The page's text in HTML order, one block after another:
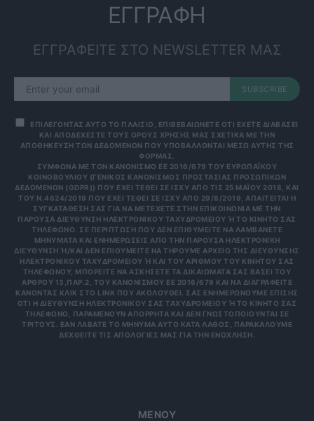
ΕΓΓΡΑΦΗ
ΕΓΓΡΑΦΕΙΤΕ ΣΤΟ NEWSLETTER ΜΑΣ
SUBSCRIBE
ΕΠΙΛΕΓΟΝΤΑΣ ΑΥΤΟ ΤΟ ΠΛΑΙΣΙΟ, ΕΠΙΒΕΒΑΙΩΝΕΤΕ ΟΤΙ ΕΧΕΤΕ ΔΙΑΒΑΣΕΙ
ΚΑΙ ΑΠΟΔΕΧΕΣΤΕ ΤΟΥΣ ΟΡΟΥΣ ΧΡΗΣΗΣ ΜΑΣ ΣΧΕΤΙΚΑ ΜΕ ΤΗΝ
ΑΠΟΘΗΚΕΥΣΗ ΤΩΝ ΔΕΔΟΜΕΝΩΝ ΠΟΥ ΥΠΟΒΑΛΛΟΝΤΑΙ ΜΕΣΩ ΑΥΤΗΣ ΤΗΣ
ΦΟΡΜΑΣ.
ΣΎΜΦΩΝΑ ΜΕ ΤΟΝ ΚΑΝΟΝΙΣΜΌ ΕΕ 2016/679 ΤΟΥ ΕΥΡΩΠΑΪΚΟΎ
ΚΟΙΝΟΒΟΥΛΊΟΥ {ΓΕΝΙΚΌΣ ΚΑΝΟΝΙΣΜΌΣ ΠΡΟΣΤΑΣΊΑΣ ΠΡΟΣΩΠΙΚΏΝ
ΔΕΔΟΜΈΝΩΝ (GDPR)} ΠΟΥ ΈΧΕΙ ΤΕΘΕΊ ΣΕ ΙΣΧΎ ΑΠΌ ΤΙΣ 25 ΜΑΪ́ΟΥ 2018, ΚΑΙ
ΤΟΥ Ν.4624/2019 ΠΟΥ ΈΧΕΙ ΤΕΘΕΊ ΣΕ ΙΣΧΎ ΑΠΌ 29/8/2019, ΑΠΑΙΤΕΊΤΑΙ Η
ΣΥΓΚΑΤΆΘΕΣΉ ΣΑΣ ΓΙΑ ΝΑ ΜΕΤΈΧΕΤΕ ΣΤΗΝ ΕΠΙΚΟΙΝΩΝΊΑ ΜΕ ΤΗΝ
ΠΑΡΟΎΣΑ ΔΙΕΎΘΥΝΣΗ ΗΛΕΚΤΡΟΝΙΚΟΎ ΤΑΧΥΔΡΟΜΕΊΟΥ Ή ΤΟ ΚΙΝΗΤΌ ΣΑΣ Τ
ΗΛΈΦΩΝΟ. ΣΕ ΠΕΡΊΠΤΩΣΗ ΠΟΥ ΔΕΝ ΕΠΙΘΥΜΕΊΤΕ ΝΑ ΛΑΜΒΆΝΕΤΕ Μ
ΗΝΎΜΑΤΑ ΚΑΙ ΕΝΗΜΕΡΏΣΕΙΣ ΑΠΌ ΤΗΝ ΠΑΡΟΎΣΑ ΗΛΕΚΤΡΟΝΙΚΉ Δ
ΙΕΎΘΥΝΣΗ Ή/ΚΑΙ ΔΕΝ ΕΠΙΘΥΜΕΊΤΕ ΝΑ ΤΗΡΟΎΜΕ ΑΡΧΕΊΟ ΤΗΣ ΔΙΕΎΘΥΝΣΗΣ ΗΛ
ΕΚΤΡΟΝΙΚΟΎ ΤΑΧΥΔΡΟΜΕΊΟΥ Ή ΚΑΙ ΤΟΥ ΑΡΙΘΜΟΎ ΤΟΥ ΚΙΝΗΤΟΎ ΣΑΣ ΤΗΛ
ΕΦΏΝΟΥ, ΜΠΟΡΕΊΤΕ ΝΑ ΑΣΚΉΣΕΤΕ ΤΑ ΔΙΚΑΙΏΜΑΤΆ ΣΑΣ ΒΆΣΕΙ ΤΟΥ ΆΡΘ
ΡΟΥ 13,ΠΑΡ.2, ΤΟΥ ΚΑΝΟΝΙΣΜΟΎ ΕΕ 2016/679 ΚΑΙ ΝΑ ΔΙΑΓΡΑΦΕΊΤΕ ΚΆΝ
ΟΝΤΑΣ ΚΛΙΚ ΣΤΟ LINK ΠΟΥ ΑΚΟΛΟΥΘΕΊ. ΣΑΣ ΕΝΗΜΕΡΏΝΟΥΜΕ ΕΠΊΣΗΣ ΌΤΙ
Η ΔΙΕΎΘΥΝΣΗ ΗΛΕΚΤΡΟΝΙΚΟΎ ΣΑΣ ΤΑΧΥΔΡΟΜΕΊΟΥ Ή ΤΟ ΚΙΝΗΤΌ ΣΑΣ ΤΗΛΈ
ΦΩΝΟ, ΠΑΡΑΜΈΝΟΥΝ ΑΠΌΡΡΗΤΑ ΚΑΙ ΔΕΝ ΓΝΩΣΤΟΠΟΙΟΎΝΤΑΙ ΣΕ ΤΡΊΤ
ΟΥΣ. ΕΆΝ ΛΆΒΑΤΕ ΤΟ ΜΉΝΥΜΑ ΑΥΤΌ ΚΑΤΆ ΛΆΘΟΣ, ΠΑΡΑΚΑΛΟΎΜΕ ΔΕΧΘ
ΕΊΤΕ ΤΙΣ ΑΠΟΛΟΓΊΕΣ ΜΑΣ ΓΙΑ ΤΗΝ ΕΝΌΧΛΗΣΗ.
ΜΕΝΟΥ